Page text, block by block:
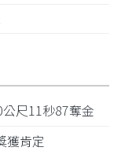
尺11秒87奪金
獲肯定